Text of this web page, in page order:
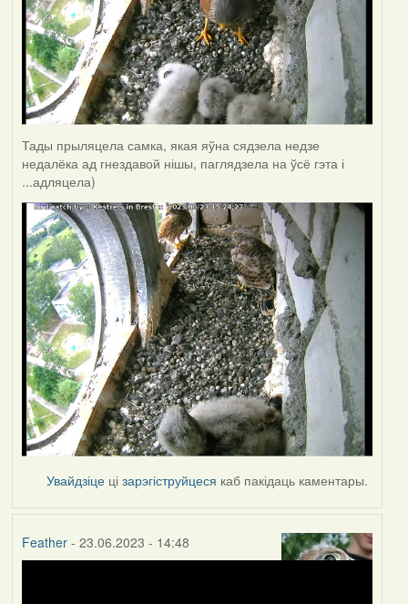
Тады прыляцела самка, якая яўна сядзела недзе
недалёка ад гнездавой нішы, паглядзела на ўсё гэта і
...адляцела)
Увайдзіце цізарэгіструйцеся каб пакідаць каментары.
Feather- 23.06.2023 - 14:48